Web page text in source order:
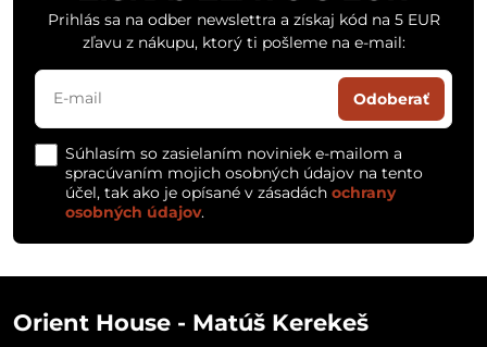
Prihlás sa na odber newslettra a získaj kód na 5 EUR
zľavu z nákupu, ktorý ti pošleme na e-mail:
Odoberať
Súhlasím so zasielaním noviniek e-mailom a
spracúvaním mojich osobných údajov na tento
účel, tak ako je opísané v zásadách ochrany
osobných údajov.
Orient House - Matúš Kerekeš